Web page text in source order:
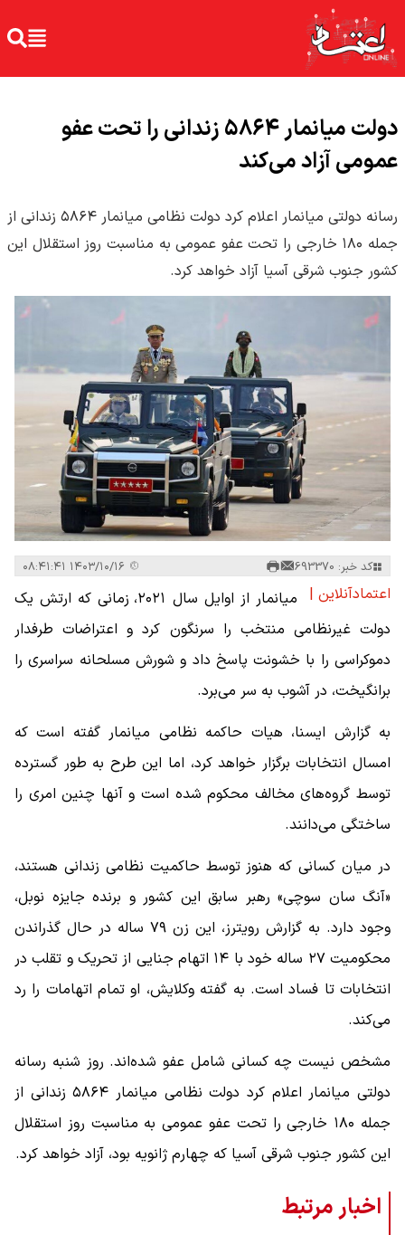
دولت میانمار ۵۸۶۴ زندانی را تحت عفو
عمومی آزاد می‌کند
رسانه‌ دولتی میانمار اعلام کرد دولت نظامی میانمار ۵۸۶۴ زندانی از
جمله ۱۸۰ خارجی را تحت عفو عمومی به مناسبت روز استقلال این
کشور جنوب شرقی آسیا آزاد خواهد کرد.
کد خبر: 693370
اعتمادآنلاین |
میانمار از اوایل سال ۲۰۲۱، زمانی که ارتش یک
دولت غیرنظامی منتخب را سرنگون کرد و اعتراضات طرفدار
دموکراسی را با خشونت پاسخ داد و شورش مسلحانه سراسری را
برانگیخت، در آشوب به سر می‌برد.
به گزارش ایسنا، هیات حاکمه نظامی میانمار گفته است که
امسال انتخابات برگزار خواهد کرد، اما این طرح به طور گسترده
توسط گروه‌های مخالف محکوم شده است و آنها چنین امری را
ساختگی می‌دانند.
در میان کسانی که هنوز توسط حاکمیت نظامی زندانی هستند،
«آنگ سان سوچی» رهبر سابق این کشور و برنده جایزه نوبل،
وجود دارد. به گزارش رویترز، این زن ۷۹ ساله در حال گذراندن
محکومیت ۲۷ ساله خود با ۱۴ اتهام جنایی از تحریک و تقلب در
انتخابات تا فساد است. به گفته وکلایش، او تمام اتهامات را رد
می‌کند.
مشخص نیست چه کسانی شامل عفو شده‌اند. روز شنبه رسانه‌
دولتی میانمار اعلام کرد دولت نظامی میانمار ۵۸۶۴ زندانی از
جمله ۱۸۰ خارجی را تحت عفو عمومی به مناسبت روز استقلال
این کشور جنوب شرقی آسیا که چهارم ژانویه بود، آزاد خواهد کرد.
اخبار مرتبط